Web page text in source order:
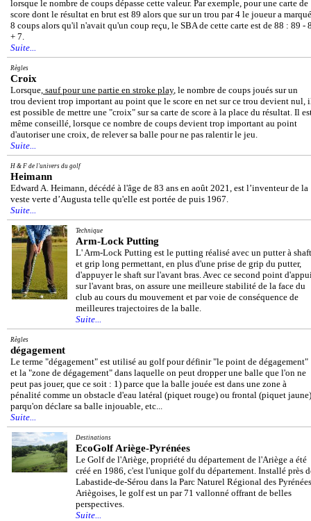
lorsque le nombre de coups dépasse cette valeur. Par exemple, pour une carte de
score dont le résultat en brut est 89 alors que sur un trou par 4 le joueur a marqué
8 coups alors qu'il n'avait qu'un coup reçu, le SBA de cette carte est de 88 : 89 -
+ 7.
Suite...
Règles
Croix
Lorsque, sauf pour une partie en stroke play, le nombre de coups joués sur un
trou devient trop important au point que le score en net sur ce trou devient nul,
est possible de mettre une "croix" sur sa carte de score à la place du résultat. Il
même conseillé, lorsque ce nombre de coups devient trop important au point
d'autoriser une croix, de relever sa balle pour ne pas ralentir le jeu.
Suite...
H & F de l'univers du golf
Heimann
Edward A. Heimann, décédé à l'âge de 83 ans en août 2021, est l’inventeur de la
veste verte d’Augusta telle qu'elle est portée de puis 1967.
Suite...
Technique
Arm-Lock Putting
L' Arm-Lock Putting est le putting réalisé avec un putter à shaft
et grip long permettant, en plus d'une prise de grip du putter,
d'appuyer le shaft sur l'avant bras. Avec ce second point
sur l'avant bras, on assure une meilleure stabilité de la face du
club au cours du mouvement et par voie de conséquence de
meilleures trajectoires de la balle.
Suite...
Règles
dégagement
Le terme "dégagement" est utilisé au golf pour définir "le point de dégagement"
et la "zone de dégagement" dans laquelle on peut dropper une balle que l'on ne
peut pas jouer, que ce soit : 1) parce que la balle jouée est dans une zone à
pénalité comme un obstacle d'eau latéral (piquet rouge) ou frontal (piquet
parqu'on déclare sa balle injouable, etc...
Suite...
Destinations
EcoGolf Ariège-Pyrénées
Le Golf de l'Ariège, propriété du département de l'Ariège a été
créé en 1986, c'est l'unique golf du département. Installé près
Labastide-de-Sérou dans la Parc Naturel Régional des Pyrénées
Ariègoises, le golf est un par 71 vallonné offrant de belles
perspectives.
Suite...